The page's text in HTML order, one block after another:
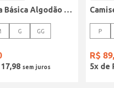
Camiseta Básica Algodão Peruano Elétron Masculina CAQUI
G GG
17,98
P
R$ 89,
5x de